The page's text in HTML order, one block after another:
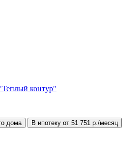
контур"
дома В ипотеку от 51 751 р./месяц